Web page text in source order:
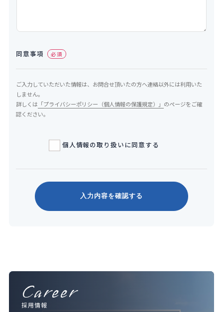
同意事項 必須
ご入力していただいた情報は、お問合せ頂いたの方へ連絡以外には利用いた
しません。
詳しくは 「プライバシーポリシー（個人情報の保護規定）」 のページをご確
認ください。
個人情報の取り扱いに同意する
入力内容を確認する
Career
採用情報